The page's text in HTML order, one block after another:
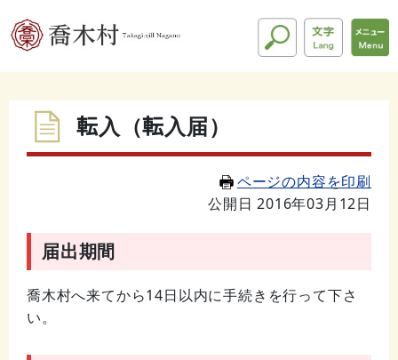
転入（転入届）
ページの内容を印刷
公開日 2016年03月12日
届出期間
喬木村へ来てから14日以内に手続きを行って下さ
い。